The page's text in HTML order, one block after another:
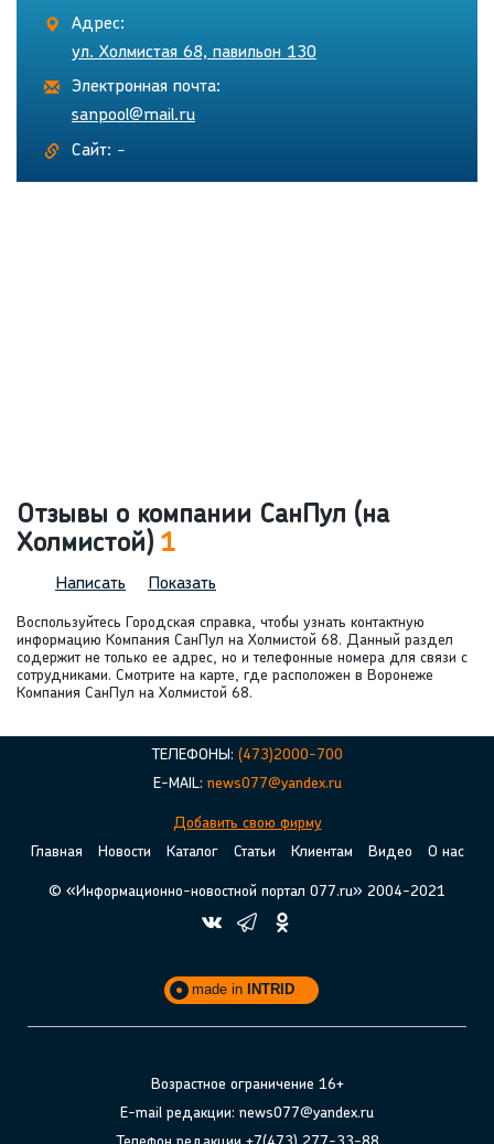
Адрес:
ул. Холмистая 68, павильон 130
Электронная почта:
sanpool@mail.ru
Сайт: -
Отзывы о компании СанПул (на
Холмистой) 1
Написать Показать
Воспользуйтесь Городская справка, чтобы узнать контактную
информацию Компания СанПул на Холмистой 68. Данный раздел
содержит не только ее адрес, но и телефонные номера для связи с
сотрудниками. Смотрите на карте, где расположен в Воронеже
Компания СанПул на Холмистой 68.
ТЕЛЕФОНЫ: (473)2000-700
E-MAIL: news077@yandex.ru
Добавить свою фирму
Главная
Новости Каталог Статьи Клиентам Видео О нас
© «Информационно-новостной портал 077.ru» 2004-2021
made in INTRID
Возрастное ограничение 16+
E-mail редакции: news077@yandex.ru